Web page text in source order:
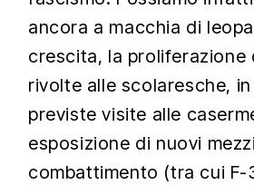
ancora a macchia di
crescita, la proliferazione
rivolte alle scolaresche,
previste visite alle
esposizione di nuovi
combattimento (tra cui F-